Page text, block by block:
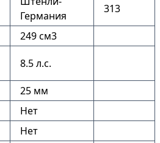
Германия
313
249 см3
8.5 л.с.
25 мм
Нет
Нет